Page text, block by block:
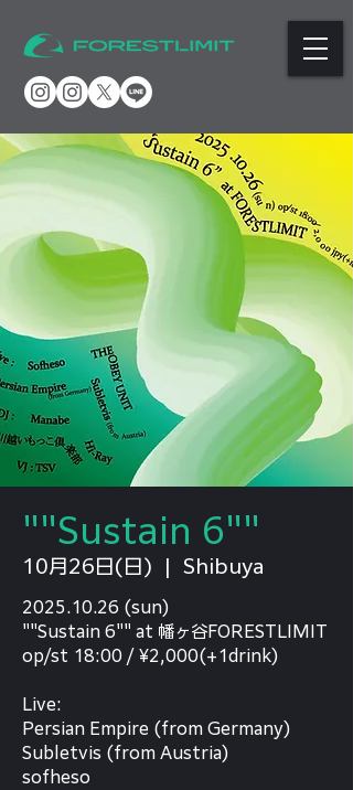
""Sustain 6""
10月26日(日) Shibuya
2025.10.26 (sun)
""Sustain 6"" at 幡ヶ谷FORESTLIMIT
op/st 18:00 / ¥2,000(+1drink)
Live:
Persian Empire (from Germany)
Subletvis (from Austria)
sofheso